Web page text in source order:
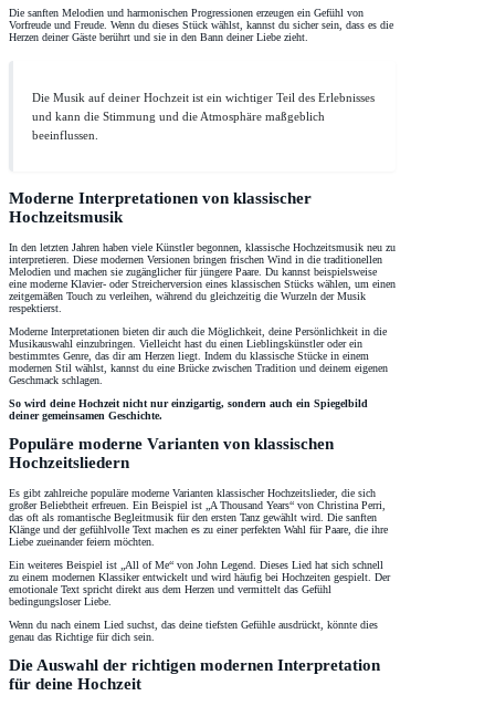
Die sanften Melodien und harmonischen Progressionen erzeugen ein Gefühl von
Vorfreude und Freude. Wenn du dieses Stück wählst, kannst du sicher sein, dass es die
Herzen deiner Gäste berührt und sie in den Bann deiner Liebe zieht.
Die Musik auf deiner Hochzeit ist ein wichtiger Teil des Erlebnisses
und kann die Stimmung und die Atmosphäre maßgeblich
beeinflussen.
Moderne Interpretationen von klassischer
Hochzeitsmusik
In den letzten Jahren haben viele Künstler begonnen, klassische Hochzeitsmusik neu zu
interpretieren. Diese modernen Versionen bringen frischen Wind in die traditionellen
Melodien und machen sie zugänglicher für jüngere Paare. Du kannst beispielsweise
eine moderne Klavier- oder Streicherversion eines klassischen Stücks wählen, um einen
zeitgemäßen Touch zu verleihen, während du gleichzeitig die Wurzeln der Musik
respektierst.
Moderne Interpretationen bieten dir auch die Möglichkeit, deine Persönlichkeit in die
Musikauswahl einzubringen. Vielleicht hast du einen Lieblingskünstler oder ein
bestimmtes Genre, das dir am Herzen liegt. Indem du klassische Stücke in einem
modernen Stil wählst, kannst du eine Brücke zwischen Tradition und deinem eigenen
Geschmack schlagen.
So wird deine Hochzeit nicht nur einzigartig, sondern auch ein Spiegelbild
deiner gemeinsamen Geschichte.
Populäre moderne Varianten von klassischen
Hochzeitsliedern
Es gibt zahlreiche populäre moderne Varianten klassischer Hochzeitslieder, die sich
großer Beliebtheit erfreuen. Ein Beispiel ist „A Thousand Years“ von Christina Perri,
das oft als romantische Begleitmusik für den ersten Tanz gewählt wird. Die sanften
Klänge und der gefühlvolle Text machen es zu einer perfekten Wahl für Paare, die ihre
Liebe zueinander feiern möchten.
Ein weiteres Beispiel ist „All of Me“ von John Legend. Dieses Lied hat sich schnell
zu einem modernen Klassiker entwickelt und wird häufig bei Hochzeiten gespielt. Der
emotionale Text spricht direkt aus dem Herzen und vermittelt das Gefühl
bedingungsloser Liebe.
Wenn du nach einem Lied suchst, das deine tiefsten Gefühle ausdrückt, könnte dies
genau das Richtige für dich sein.
Die Auswahl der richtigen modernen Interpretation
für deine Hochzeit